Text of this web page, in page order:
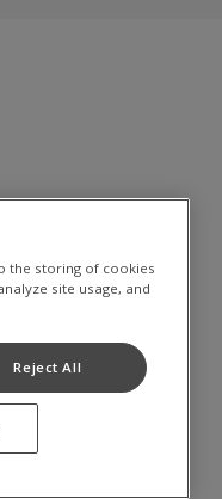
the storing of cookies
site usage, and
Reject All